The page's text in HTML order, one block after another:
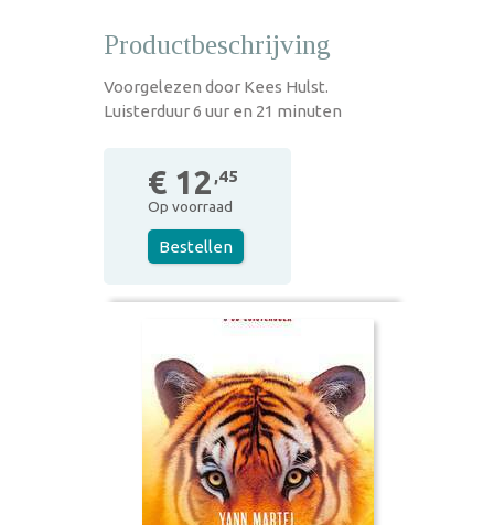
Productbeschrijving
Voorgelezen door Kees Hulst.
Luisterduur 6 uur en 21 minuten
€ 12 ,45
Op voorraad
Bestellen